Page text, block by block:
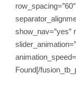
show_nav=”yes”
Found[/